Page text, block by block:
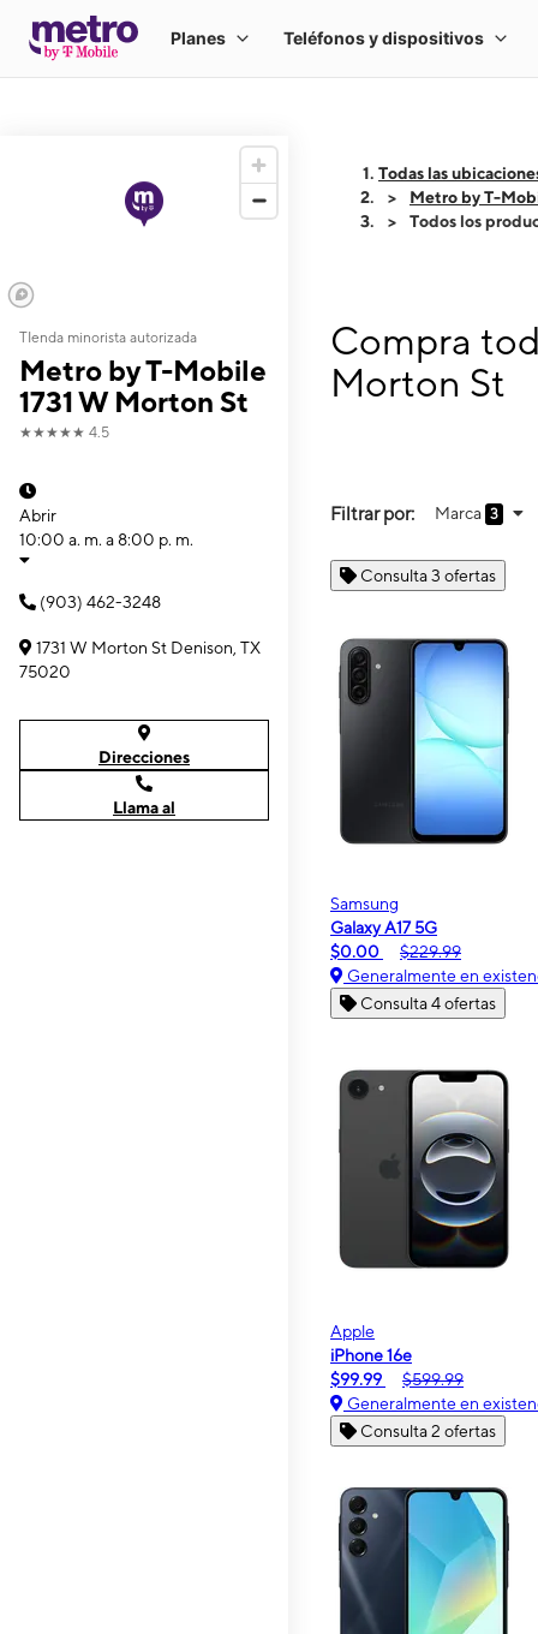
TIenda minorista autorizada
Metro by T-Mobile
1731 W Morton St
★★★★★ 4.5
Abrir
10:00 a. m. a 8:00 p. m.
(903) 462-3248
1731 W Morton St Denison, TX
75020
Direcciones
Llama al
Todas las
Metro by T-
Todos los
Compra
Morton St
Filtrar por: Marca 3
Consulta 3 ofertas
Samsung
Galaxy A17 5G
$0.00
$229.99
Generalmente en
Consulta 4 ofertas
Apple
iPhone 16e
$99.99
$599.99
Generalmente en
Consulta 2 ofertas